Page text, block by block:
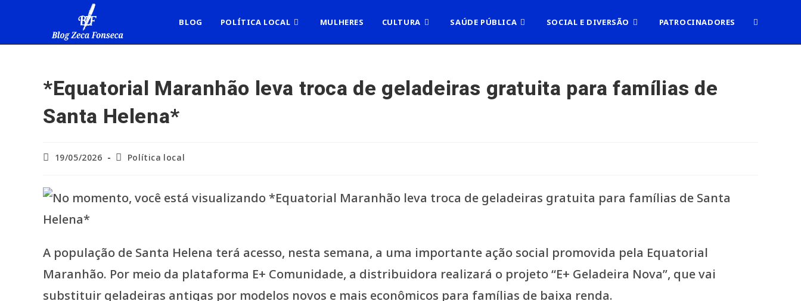
BLOG POLÍTICA LOCAL MULHERES CULTURA SAÚDE PÚBLICA SOCIAL E DIVERSÃO PATROCINADORES ALTERNAR
*Equatorial Maranhão leva troca de geladeiras gratuita para famílias de
Santa Helena*
Post19/05/2026
Categoria
Política local
A população de Santa Helena terá acesso, nesta semana, a uma importante ação social promovida pela Equatorial
Maranhão. Por meio da plataforma E+ Comunidade, a distribuidora realizará o projeto “E+ Geladeira Nova”, que vai
substituir geladeiras antigas por modelos novos e mais econômicos para famílias de baixa renda.